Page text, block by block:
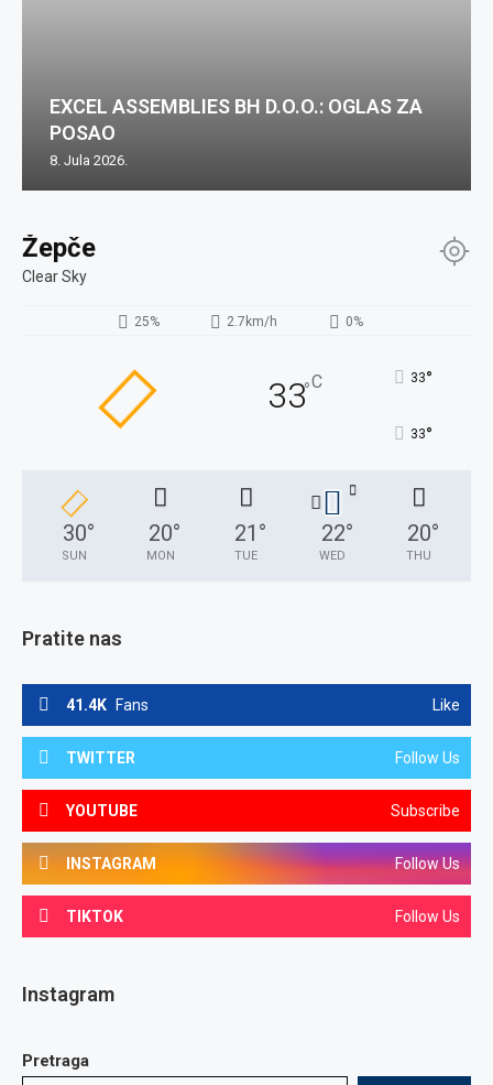
Žepče
Clear Sky
25% 2.7km/h 0%
33°C 33°
33°
30°
SUN
20°
MON
21 °
TUE
22°
WED
20°
THU
Pratite nas
41.4K Fans Like
TWITTER Follow Us
YOUTUBE Subscribe
INSTAGRAM Follow Us
TIKTOK Follow Us
Instagram
Pretraga
EXCEL ASSEMBLIES BH D.O.O.: OGLAS ZA
POSAO
8. Jula 2026.